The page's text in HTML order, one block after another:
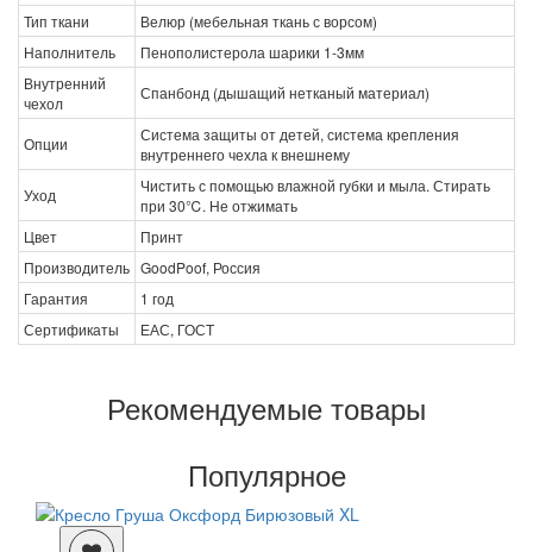
Тип ткани
Велюр (мебельная ткань с ворсом)
Наполнитель
Пенополистерола шарики 1-3мм
Внутренний
чехол
Спанбонд (дышащий нетканый материал)
Опции
Система защиты от детей, система крепления
внутреннего чехла к внешнему
Уход
Чистить с помощью влажной губки и мыла. Стирать
при 30℃. Не отжимать
Цвет
Принт
Производитель GoodPoof, Россия
Гарантия
1 год
Сертификаты
ЕАС, ГОСТ
Рекомендуемые товары
Популярное